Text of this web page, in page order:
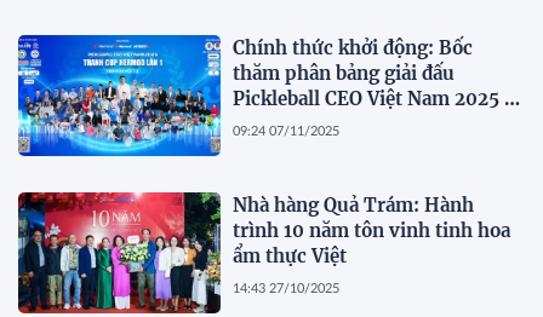
Chính thức khởi động: Bốc
thăm phân bảng giải đấu
Pickleball CEO Việt Nam 2025 -
Sự kiện "Tinh hoa hội tụ" thu
09:24 07/11/2025
Nhà hàng Quả Trám: Hành
trình 10 năm tôn vinh tinh hoa
ẩm thực Việt
14:43 27/10/2025